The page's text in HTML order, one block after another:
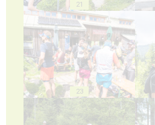
21
23